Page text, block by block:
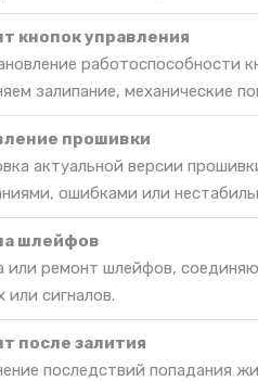
кнопок управления
работоспособности
залипание, механические
прошивки
актуальной версии
ошибками или
шлейфов
или ремонт шлейфов,
или сигналов.
после залития
последствий попадания